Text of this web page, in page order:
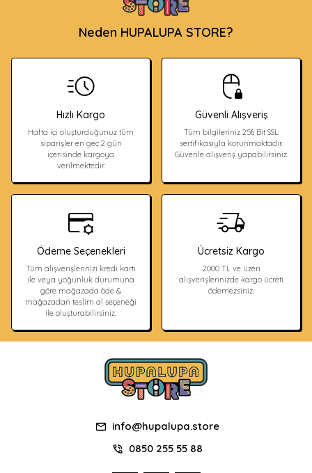
Neden HUPALUPA STORE?
Hızlı Kargo
Hafta içi oluşturduğunuz tüm
siparişler en geç 2 gün
içerisinde kargoya
verilmektedir.
Güvenli Alışveriş
Tüm bilgileriniz 256 Bit SSL
sertifikasıyla korunmaktadır.
Güvenle alışveriş yapabilirsiniz.
Ödeme Seçenekleri
Tüm alışverişlerinizi kredi kartı
ile veya yoğunluk durumuna
göre mağazada öde &
mağazadan teslim al seçeneği
ile oluşturabilirsiniz.
Ücretsiz Kargo
2000 TL ve üzeri
alışverişlerinizde kargo ücreti
ödemezsiniz.
info@hupalupa.store
0850 255 55 88